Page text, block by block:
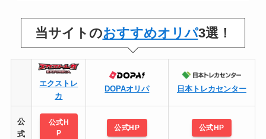
当サイトのおすすめオリパ3選！
エクストレ
カ
DOPAオリパ 日本トレカセンター
公
式
公式H
P
公式HP 公式HP